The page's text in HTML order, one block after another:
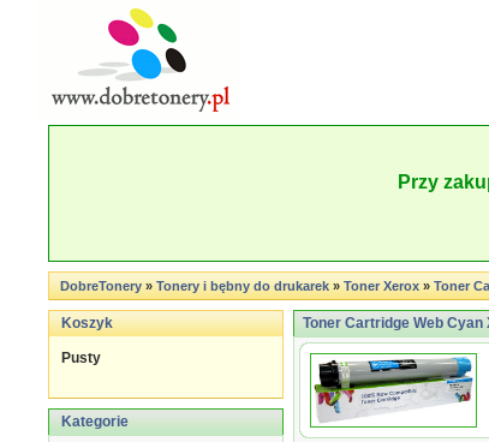
Przy
DobreTonery»Tonery i bębny do drukarek»Toner Xerox»Toner
Koszyk
Pusty
Kategorie
Toner Cartridge Web